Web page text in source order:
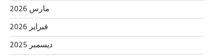
مارس 2026
فبراير 2026
ديسمبر 2025